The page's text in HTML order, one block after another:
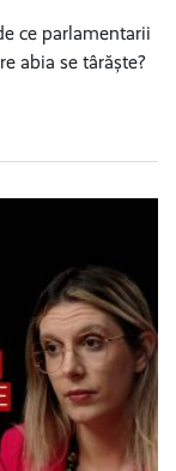
ce parlamentarii
abia se târăște?